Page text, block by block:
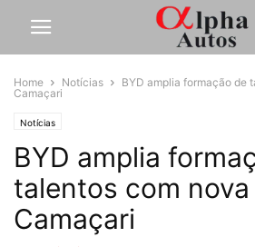
Home Notícias
BYD amplia formação de
Camaçari
Notícias
BYD amplia
talentos com
Camaçari